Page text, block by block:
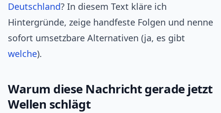
Deutschland? In diesem Text kläre ich
Hintergründe, zeige handfeste Folgen und nenne
sofort umsetzbare Alternativen (ja, es gibt
welche).
Warum diese Nachricht gerade jetzt
Wellen schlägt